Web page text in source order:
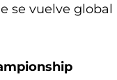
se vuelve global